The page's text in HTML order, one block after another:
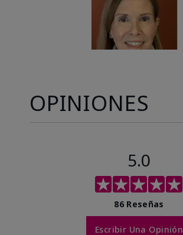
OPINIONES
5.0
86 Reseñas
Escribir Una Opinión